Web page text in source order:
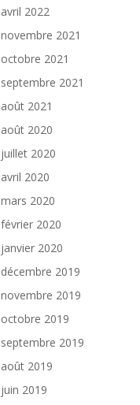
avril 2022
novembre 2021
octobre 2021
septembre 2021
août 2021
août 2020
juillet 2020
avril 2020
mars 2020
février 2020
janvier 2020
décembre 2019
novembre 2019
octobre 2019
septembre 2019
août 2019
juin 2019